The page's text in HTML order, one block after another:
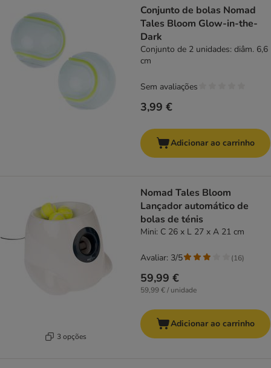
Conjunto de bolas Nomad
Tales Bloom Glow-in-the-
Dark
Conjunto de 2 unidades: diâm. 6,6
cm
3,99 €
Sem avaliações
Adicionar ao carrinho
3 opções
Nomad Tales Bloom
Lançador automático de
bolas de ténis
Mini: C 26 x L 27 x A 21 cm
59,99 €
59,99 € / unidade
Avaliar: 3/5 (16)
Adicionar ao carrinho